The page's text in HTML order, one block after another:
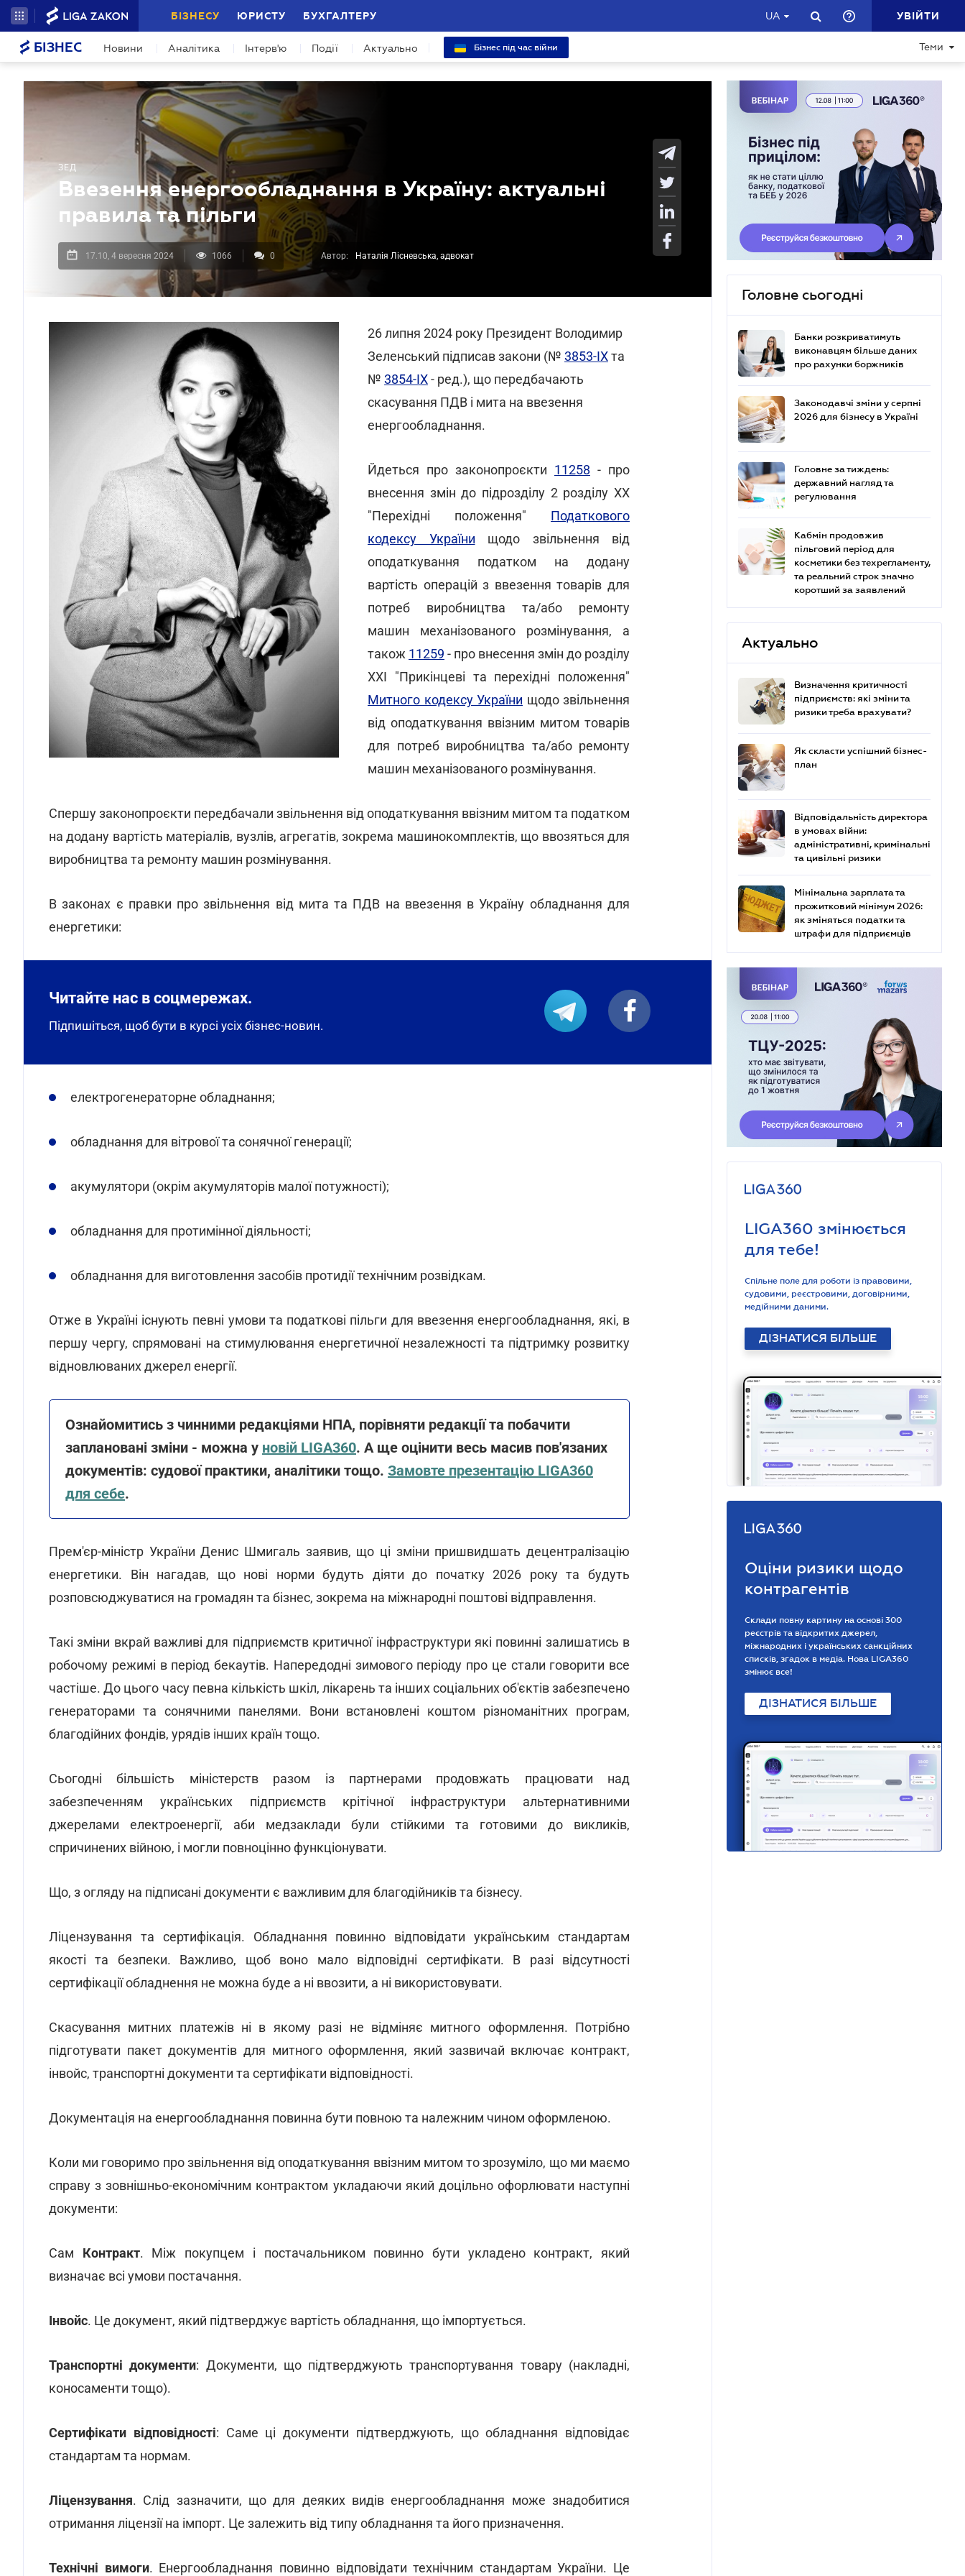
БІЗНЕСУ ЮРИСТУ БУХГАЛТЕРУ UA УВІЙТИ
БІЗНЕС Новини Аналітика Інтерв'ю Події Актуально Бізнес під час війни Теми
ЗЕД
Ввезення енергообладнання в Україну: актуальні
правила та пільги
17.10, 4 вересня 2024 1066 0 Автор: Наталія Лісневська, адвокат
26 липня 2024 року Президент Володимир
Зеленський підписав закони (№ 3853-IXта
№ 3854-IX- ред.), що передбачають
скасування ПДВ і мита на ввезення
енергообладнання.
Йдеться про законопроєкти 11258 - про
внесення змін до підрозділу 2 розділу ХХ
"Перехідні положення" Податкового
кодексу України щодо звільнення від
оподаткування податком на додану
вартість операцій з ввезення товарів для
потреб виробництва та/або ремонту
машин механізованого розмінування, а
також 11259 - про внесення змін до розділу
ХХІ "Прикінцеві та перехідні положення"
Митного кодексу України щодо звільнення
від оподаткування ввізним митом товарів
для потреб виробництва та/або ремонту
машин механізованого розмінування.
Спершу законопроєкти передбачали звільнення від оподаткування ввізним митом та податком
на додану вартість матеріалів, вузлів, агрегатів, зокрема машинокомплектів, що ввозяться для
виробництва та ремонту машин розмінування.
В законах є правки про звільнення від мита та ПДВ на ввезення в Україну обладнання для
енергетики:
Читайте нас в соцмережах.
Підпишіться, щоб бути в курсі усіх бізнес-новин.
електрогенераторне обладнання;
обладнання для вітрової та сонячної генерації;
акумулятори (окрім акумуляторів малої потужності);
обладнання для протимінної діяльності;
обладнання для виготовлення засобів протидії технічним розвідкам.
Отже в Україні існують певні умови та податкові пільги для ввезення енергообладнання, які, в
першу чергу, спрямовані на стимулювання енергетичної незалежності та підтримку розвитку
відновлюваних джерел енергії.
Ознайомитись з чинними редакціями НПА, порівняти редакції та побачити
заплановані зміни - можна у новій LIGA360. А ще оцінити весь масив пов'язаних
документів: судової практики, аналітики тощо. Замовте презентацію LIGA360
для себе.
Прем'єр-міністр України Денис Шмигаль заявив, що ці зміни пришвидшать децентралізацію
енергетики. Він нагадав, що нові норми будуть діяти до початку 2026 року та будуть
розповсюджуватися на громадян та бізнес, зокрема на міжнародні поштові відправлення.
Такі зміни вкрай важливі для підприємств критичної інфраструктури які повинні залишатись в
робочому режимі в період бекаутів. Напередодні зимового періоду про це стали говорити все
частіше. До цього часу певна кількість шкіл, лікарень та інших соціальних об'єктів забезпечено
генераторами та сонячними панелями. Вони встановлені коштом різноманітних програм,
благодійних фондів, урядів інших країн тощо.
Сьогодні більшість міністерств разом із партнерами продовжать працювати над
забезпеченням українських підприємств крітічної інфраструктури альтернативними
джерелами електроенергії, аби медзаклади були стійкими та готовими до викликів,
спричинених війною, і могли повноцінно функціонувати.
Що, з огляду на підписані документи є важливим для благодійників та бізнесу.
Ліцензування та сертифікація. Обладнання повинно відповідати українським стандартам
якості та безпеки. Важливо, щоб воно мало відповідні сертифікати. В разі відсутності
сертифікації обладнення не можна буде а ні ввозити, а ні використовувати.
Скасування митних платежів ні в якому разі не відміняє митного оформлення. Потрібно
підготувати пакет документів для митного оформлення, який зазвичай включає контракт,
інвойс, транспортні документи та сертифікати відповідності.
Документація на енергообладнання повинна бути повною та належним чином оформленою.
Коли ми говоримо про звільнення від оподаткування ввізним митом то зрозуміло, що ми маємо
справу з зовнішньо-економічним контрактом укладаючи який доцільно офорлювати наступні
документи:
Сам Контракт. Між покупцем і постачальником повинно бути укладено контракт, який
визначає всі умови постачання.
Інвойс. Це документ, який підтверджує вартість обладнання, що імпортується.
Транспортні документи: Документи, що підтверджують транспортування товару (накладні,
коносаменти тощо).
Сертифікати відповідності: Саме ці документи підтверджують, що обладнання відповідає
стандартам та нормам.
Ліцензування. Слід зазначити, що для деяких видів енергообладнання може знадобитися
отримання ліцензії на імпорт. Це залежить від типу обладнання та його призначення.
Технічні вимоги. Енергообладнання повинно відповідати технічним стандартам України. Це
Головне сьогодні
Банки розкриватимуть
виконавцям більше даних
про рахунки боржників
Законодавчі зміни у серпні
2026 для бізнесу в Україні
Головне за тиждень:
державний нагляд та
регулювання
Кабмін продовжив
пільговий період для
косметики без техрегламенту,
та реальний строк значно
коротший за заявлений
Актуально
Визначення критичності
підприємств: які зміни та
ризики треба врахувати?
Як скласти успішний бізнес-
план
Відповідальність директора
в умовах війни:
адміністративні, кримінальні
та цивільні ризики
Мінімальна зарплата та
прожитковий мінімум 2026:
як зміняться податки та
штрафи для підприємців
LIGA360 змінюється
для тебе!
Спільне поле для роботи із правовими,
судовими, реєстровими, договірними,
медійними даними.
ДІЗНАТИСЯ БІЛЬШЕ
Оціни ризики щодо
контрагентів
Склади повну картину на основі 300
реєстрів та відкритих джерел,
міжнародних і українських санкційних
списків, згадок в медіа. Нова LIGA360
змінює все!
ДІЗНАТИСЯ БІЛЬШЕ